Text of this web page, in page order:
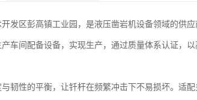
发区彭高镇工业园，是液压凿岩机设备领域的供
车间配备设备，实现生产，通过质量体系认证，以
韧性的平衡，让钎杆在频繁冲击下不易损坏。适